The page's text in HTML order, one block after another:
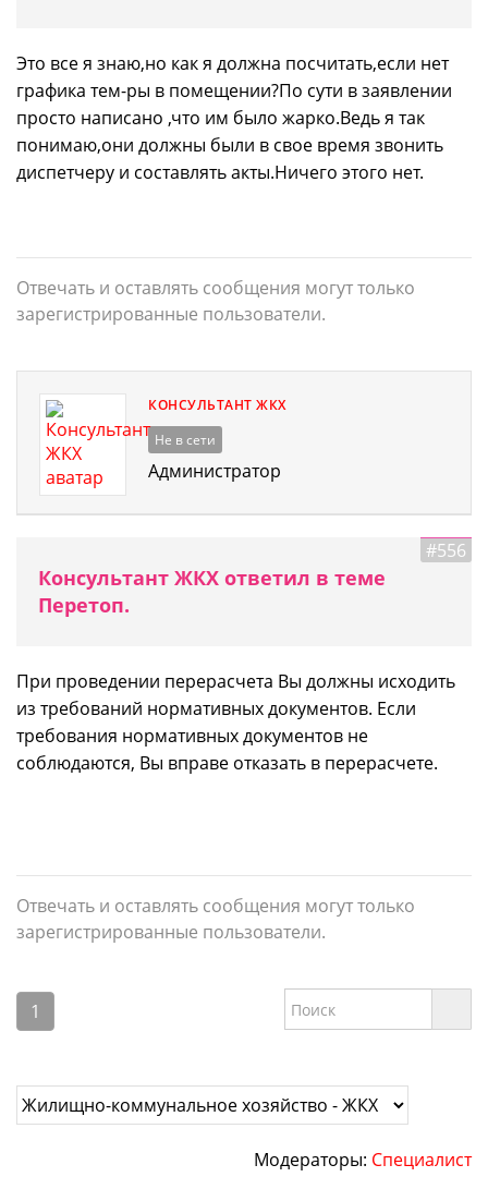
Это все я знаю,но как я должна посчитать,если нет
графика тем-ры в помещении?По сути в заявлении
просто написано ,что им было жарко.Ведь я так
понимаю,они должны были в свое время звонить
диспетчеру и составлять акты.Ничего этого нет.
Отвечать и оставлять сообщения могут только
зарегистрированные пользователи.
КОНСУЛЬТАНТ ЖКХ
Не в сети
Администратор
#556
Консультант ЖКХ ответил в теме
Перетоп.
При проведении перерасчета Вы должны исходить
из требований нормативных документов. Если
требования нормативных документов не
соблюдаются, Вы вправе отказать в перерасчете.
Отвечать и оставлять сообщения могут только
зарегистрированные пользователи.
1
Модераторы: Специалист